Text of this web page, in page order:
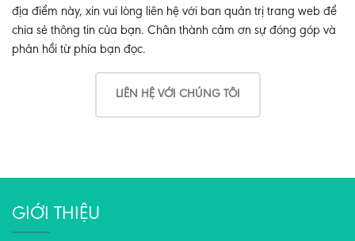
địa điểm này, xin vui lòng liên hệ với ban quản trị trang web để
chia sẻ thông tin của bạn. Chân thành cảm ơn sự đóng góp và
phản hồi từ phía bạn đọc.
LIÊN HỆ VỚI CHÚNG TÔI
GIỚI THIỆU